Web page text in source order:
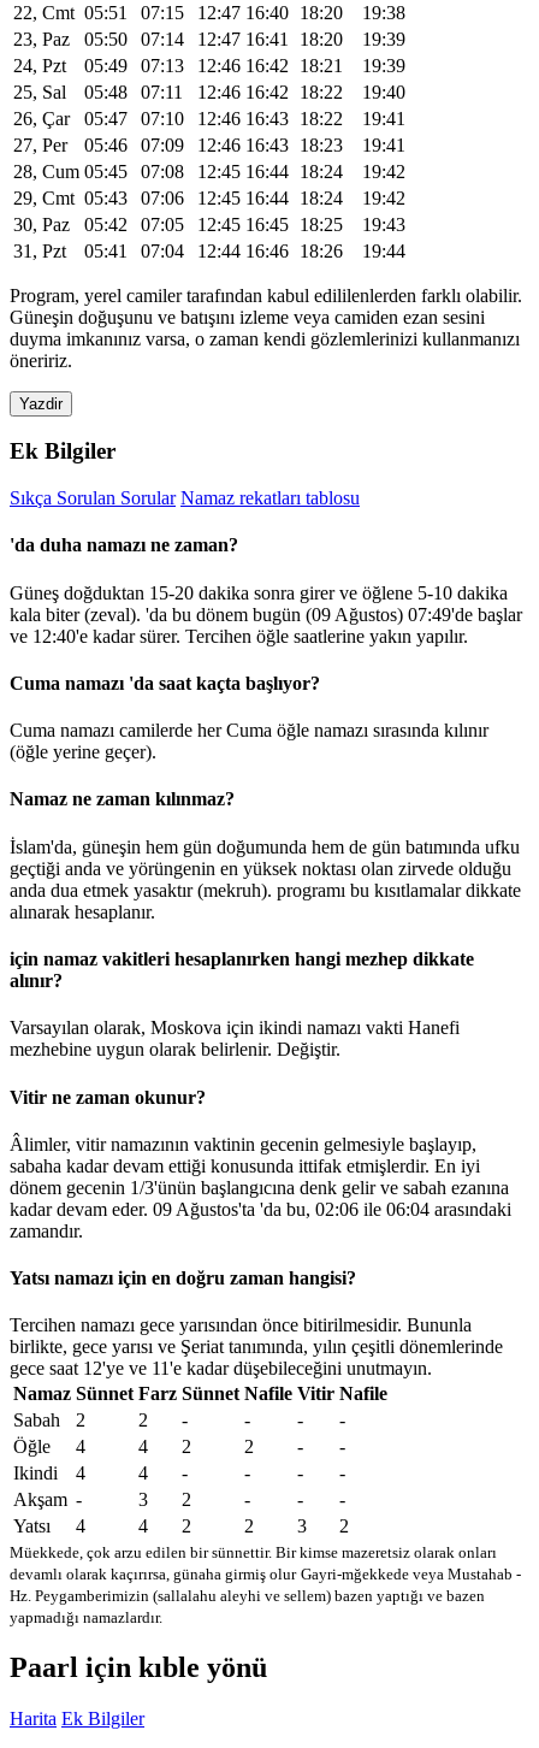
22, Cmt 05:51 07:15 12:47 16:40 18:20
19:38
23, Paz
05:50 07:14 12:47 16:41 18:20
19:39
24, Pzt
05:49 07:13 12:46 16:42 18:21
19:39
25, Sal
05:48 07:11 12:46 16:42 18:22
19:40
26, Çar
05:47 07:10 12:46 16:43 18:22
19:41
27, Per
05:46 07:09 12:46 16:43 18:23
19:41
28, Cum 05:45 07:08 12:45 16:44 18:24
19:42
29, Cmt 05:43 07:06 12:45 16:44 18:24
19:42
30, Paz
05:42 07:05 12:45 16:45 18:25
19:43
31, Pzt
05:41 07:04 12:44 16:46 18:26 19:44
Program, yerel camiler tarafından kabul edililenlerden farklı olabilir.
Güneşin doğuşunu ve batışını izleme veya camiden ezan sesini
duyma imkanınız varsa, o zaman kendi gözlemlerinizi kullanmanızı
öneririz.
Yazdir
Ek Bilgiler
Sıkça Sorulan Sorular Namaz rekatları tablosu
'da duha namazı ne zaman?
Güneş doğduktan 15-20 dakika sonra girer ve öğlene 5-10 dakika
kala biter (zeval). 'da bu dönem bugün (09 Ağustos) 07:49'de başlar
ve 12:40'e kadar sürer. Tercihen öğle saatlerine yakın yapılır.
Cuma namazı 'da saat kaçta başlıyor?
Cuma namazı camilerde her Cuma öğle namazı sırasında kılınır
(öğle yerine geçer).
Namaz ne zaman kılınmaz?
İslam'da, güneşin hem gün doğumunda hem de gün batımında ufku
geçtiği anda ve yörüngenin en yüksek noktası olan zirvede olduğu
anda dua etmek yasaktır (mekruh). programı bu kısıtlamalar dikkate
alınarak hesaplanır.
için namaz vakitleri hesaplanırken hangi mezhep dikkate
alınır?
Varsayılan olarak, Moskova için ikindi namazı vakti Hanefi
mezhebine uygun olarak belirlenir. Değiştir.
Vitir ne zaman okunur?
Âlimler, vitir namazının vaktinin gecenin gelmesiyle başlayıp,
sabaha kadar devam ettiği konusunda ittifak etmişlerdir. En iyi
dönem gecenin 1/3'ünün başlangıcına denk gelir ve sabah ezanına
kadar devam eder. 09 Ağustos'ta 'da bu, 02:06 ile 06:04 arasındaki
zamandır.
Yatsı namazı için en doğru zaman hangisi?
Tercihen namazı gece yarısından önce bitirilmesidir. Bununla
birlikte, gece yarısı ve Şeriat tanımında, yılın çeşitli dönemlerinde
gece saat 12'ye ve 11'e kadar düşebileceğini unutmayın.
Namaz Sünnet Farz Sünnet Nafile Vitir Nafile
Sabah
2 2 - - -
-
Öğle
4 4 2 2 -
-
Ikindi
4 4 - - -
-
Akşam - 3 2 - -
-
Yatsı
4 4 2 2 3 2
Müekkede, çok arzu edilen bir sünnettir. Bir kimse mazeretsiz olarak onları
devamlı olarak kaçırırsa, günaha girmiş olur Gayri-mğekkede veya Mustahab -
Hz. Peygamberimizin (sallalahu aleyhi ve sellem) bazen yaptığı ve bazen
yapmadığı namazlardır.
Paarl için kıble yönü
Harita Ek Bilgiler